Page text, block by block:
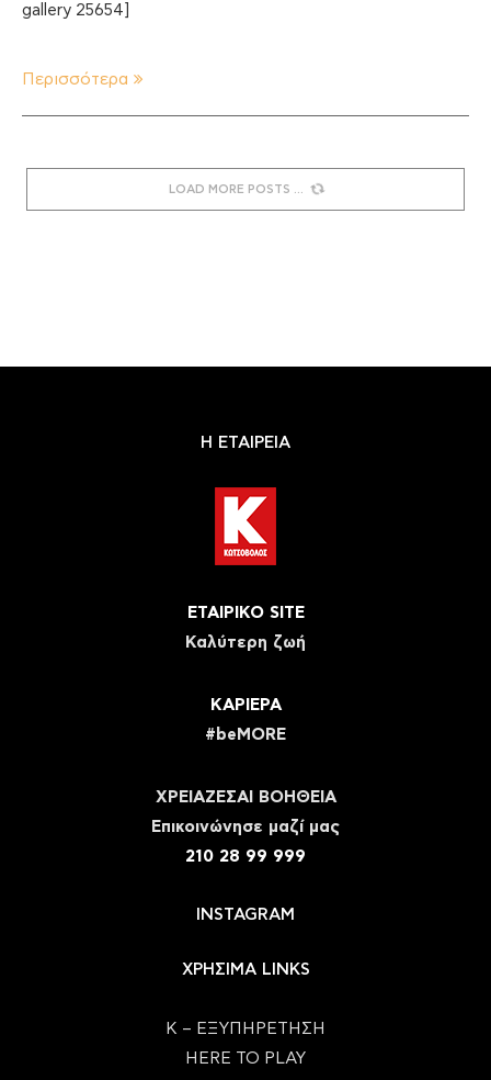
gallery 25654]
Περισσότερα
LOAD MORE POSTS
Η ΕΤΑΙΡΕΙΑ
ΕΤΑΙΡΙΚΟ SITE
Καλύτερη ζωή
ΚΑΡΙΕΡΑ
#beMORE
ΧΡΕΙΑΖΕΣΑΙ ΒΟΗΘΕΙΑ
Eπικοινώνησε μαζί μας
210 28 99 999
INSTAGRAM
ΧΡΗΣΙΜΑ LINKS
Κ – ΕΞΥΠΗΡΕΤΗΣΗ
HERE TO PLAY